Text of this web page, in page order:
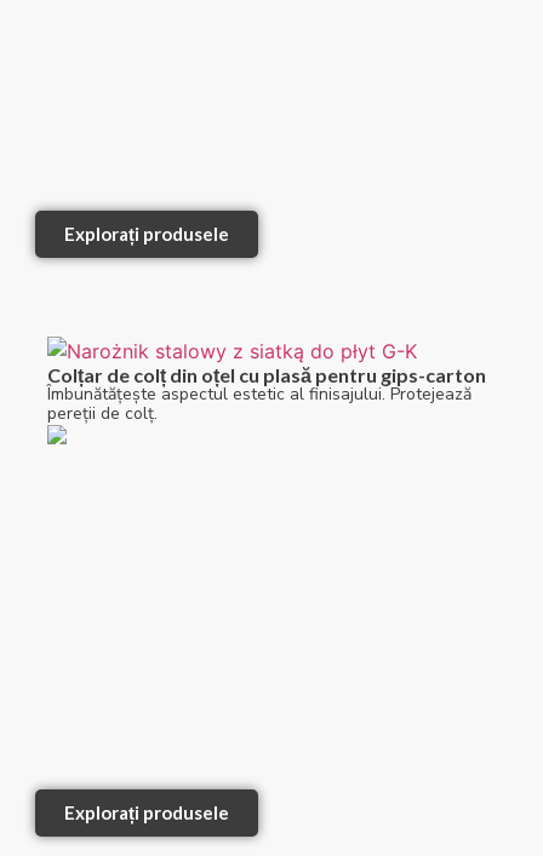
Explorați produsele
Colțar de colț din oțel cu plasă pentru gips-carton
Îmbunătățește aspectul estetic al finisajului. Protejează
pereții de colț.
Explorați produsele